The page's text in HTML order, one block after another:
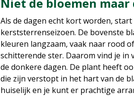
Als de dagen echt kort worden,
kerststerrenseizoen. De bovenste
kleuren langzaam, vaak naar rood
schitterende ster. Daarom vind je
de donkere dagen. De plant heeft
die zijn verstopt in het hart van de
huiselijk en je kunt er prachtige